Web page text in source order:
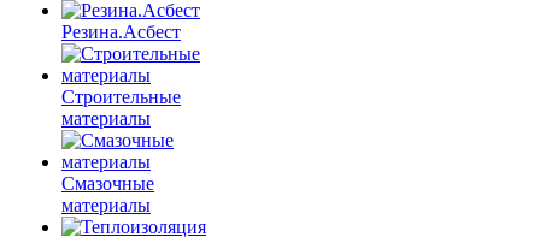
Резина.Асбест
Строительные
материалы
Смазочные
материалы